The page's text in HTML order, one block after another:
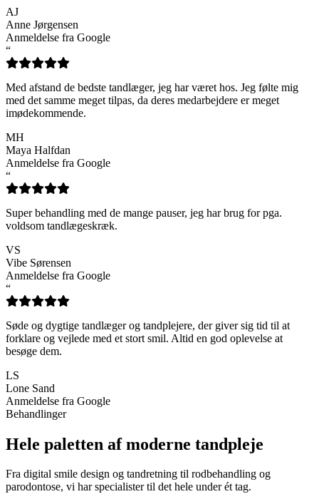
AJ
Anne Jørgensen
Anmeldelse fra Google
“
Med afstand de bedste tandlæger, jeg har været hos. Jeg følte mig
med det samme meget tilpas, da deres medarbejdere er meget
imødekommende.
MH
Maya Halfdan
Anmeldelse fra Google
“
Super behandling med de mange pauser, jeg har brug for pga.
voldsom tandlægeskræk.
VS
Vibe Sørensen
Anmeldelse fra Google
“
Søde og dygtige tandlæger og tandplejere, der giver sig tid til at
forklare og vejlede med et stort smil. Altid en god oplevelse at
besøge dem.
LS
Lone Sand
Anmeldelse fra Google
Behandlinger
Hele paletten af moderne tandpleje
Fra digital smile design og tandretning til rodbehandling og
parodontose, vi har specialister til det hele under ét tag.